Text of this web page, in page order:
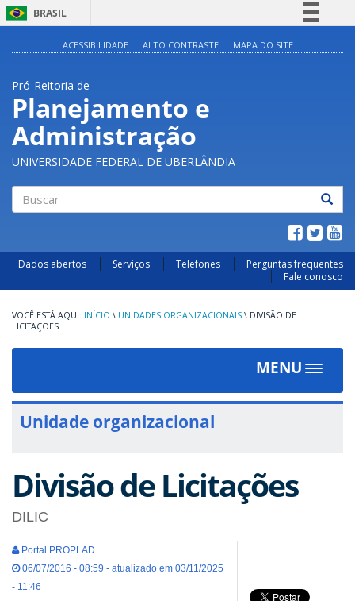
BRASIL
Acesso à informação
ACESSIBILIDADE ALTO CONTRASTE MAPA DO SITE
Pró-Reitoria de
Planejamento e
Administração
UNIVERSIDADE FEDERAL DE UBERLÂNDIA
Dados abertos Serviços Telefones
Perguntas frequentes
Fale conosco
INÍCIO \ UNIDADES ORGANIZACIONAIS \ DIVISÃO DE
LICITAÇÕES
MENU
Toggle
Unidade organizacional
Divisão de Licitações
DILIC
Portal PROPLAD
06/07/2016 - 08:59 - atualizado em 03/11/2025
- 11:46